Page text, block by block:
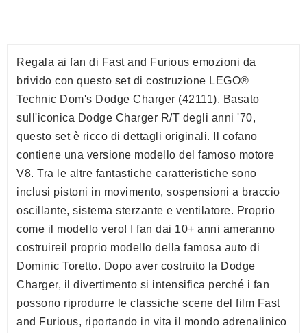
Regala ai fan di Fast and Furious emozioni da
brivido con questo set di costruzione LEGO®
Technic Dom's Dodge Charger (42111). Basato
sull'iconica Dodge Charger R/T degli anni '70,
questo set è ricco di dettagli originali. Il cofano
contiene una versione modello del famoso motore
V8. Tra le altre fantastiche caratteristiche sono
inclusi pistoni in movimento, sospensioni a braccio
oscillante, sistema sterzante e ventilatore. Proprio
come il modello vero! I fan dai 10+ anni ameranno
costruireil proprio modello della famosa auto di
Dominic Toretto. Dopo aver costruito la Dodge
Charger, il divertimento si intensifica perché i fan
possono riprodurre le classiche scene del film Fast
and Furious, riportando in vita il mondo adrenalinico